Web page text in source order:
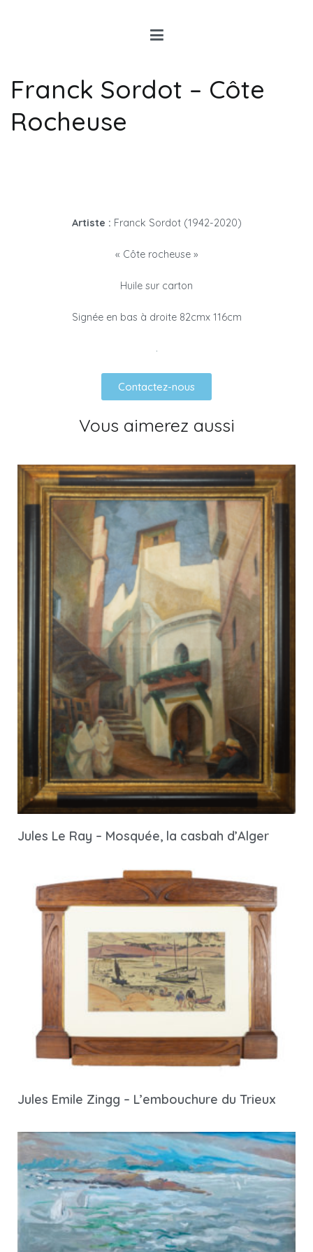
Franck Sordot – Côte
Rocheuse
Artiste : Franck Sordot (1942-2020)
« Côte rocheuse »
Huile sur carton
Signée en bas à droite 82cmx 116cm
Contactez-nous
Vous aimerez aussi
Jules Le Ray – Mosquée, la casbah d’Alger
Jules Emile Zingg – L’embouchure du Trieux